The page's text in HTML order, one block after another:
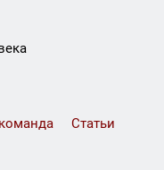
Статьи